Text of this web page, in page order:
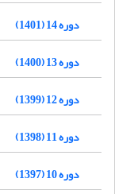
دوره 14 (1401)
دوره 13 (1400)
دوره 12 (1399)
دوره 11 (1398)
دوره 10 (1397)